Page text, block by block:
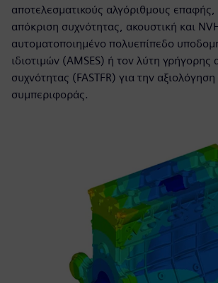
αποτελεσματικούς αλγόριθμους
απόκριση συχνότητας, ακουστική και
αυτοματοποιημένο πολυεπίπεδο
ιδιοτιμών (AMSES) ή τον λύτη γρήγορης
συχνότητας (FASTFR) για την
συμπεριφοράς.